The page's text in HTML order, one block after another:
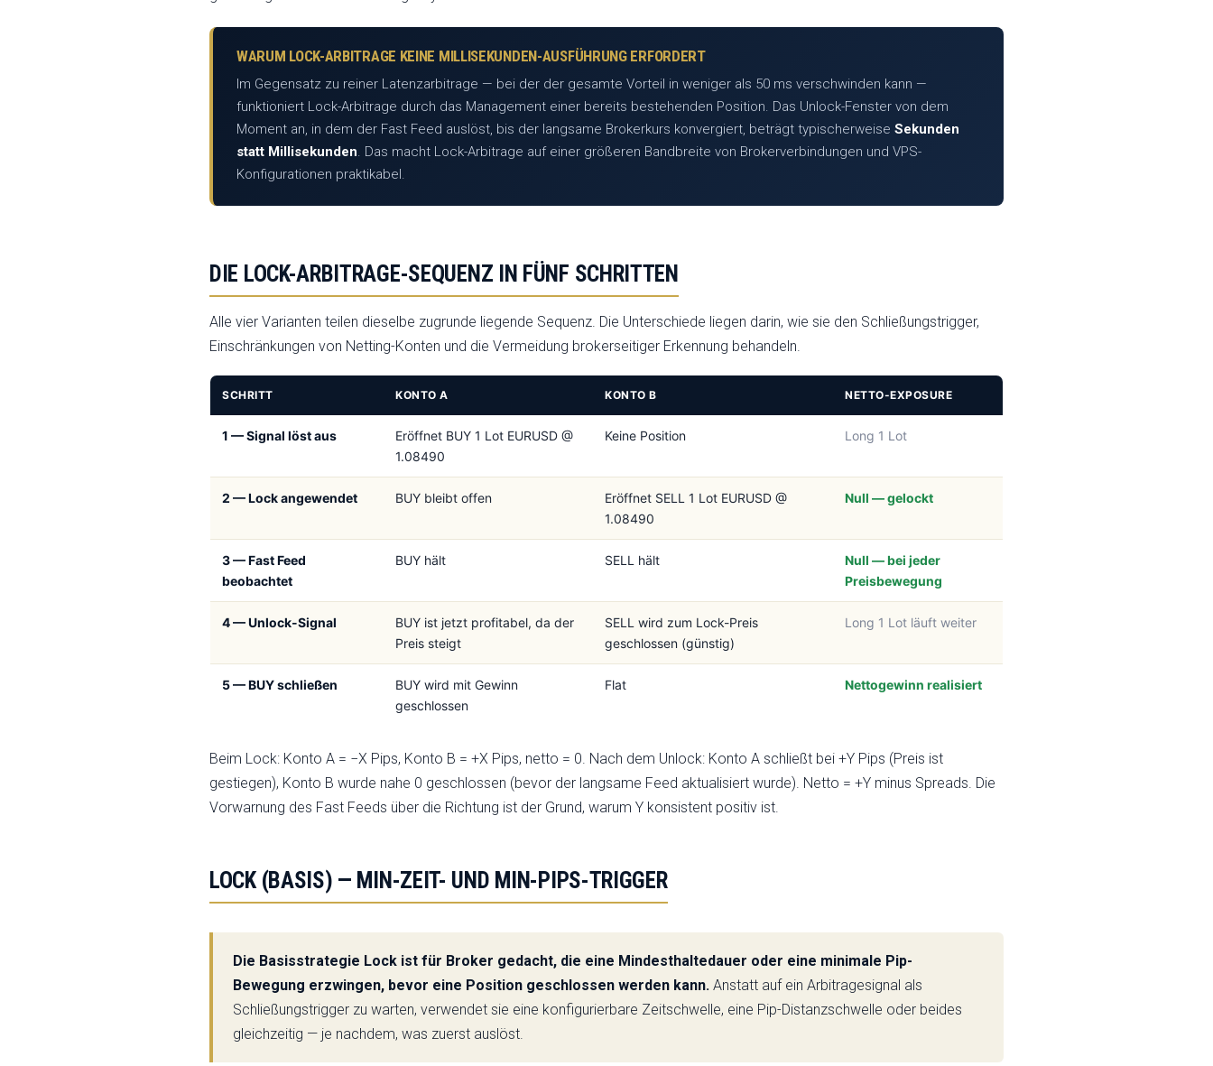
WARUM LOCK-ARBITRAGE KEINE MILLISEKUNDEN-AUSFÜHRUNG ERFORDERT
Im Gegensatz zu reiner Latenzarbitrage — bei der der gesamte Vorteil in weniger als 50 ms verschwinden kann —
funktioniert Lock-Arbitrage durch das Management einer bereits bestehenden Position. Das Unlock-Fenster von dem
Moment an, in dem der Fast Feed auslöst, bis der langsame Brokerkurs konvergiert, beträgt typischerweise Sekunden
statt Millisekunden. Das macht Lock-Arbitrage auf einer größeren Bandbreite von Brokerverbindungen und VPS-
Konfigurationen praktikabel.
DIE LOCK-ARBITRAGE-SEQUENZ IN FÜNF SCHRITTEN
Alle vier Varianten teilen dieselbe zugrunde liegende Sequenz. Die Unterschiede liegen darin, wie sie den Schließungstrigger,
Einschränkungen von Netting-Konten und die Vermeidung brokerseitiger Erkennung behandeln.
SCHRITT KONTO A KONTO B NETTO-EXPOSURE
1 — Signal löst aus
Eröffnet BUY 1 Lot EURUSD @
1.08490
Keine Position Long 1 Lot
2 — Lock angewendet BUY bleibt offen
Eröffnet SELL 1 Lot EURUSD @
1.08490
Null — gelockt
3 — Fast Feed
beobachtet
BUY hält SELL hält
Null — bei jeder
Preisbewegung
4 — Unlock-Signal
BUY ist jetzt profitabel, da der
Preis steigt
SELL wird zum Lock-Preis
geschlossen (günstig)
Long 1 Lot läuft weiter
5 — BUY schließen
BUY wird mit Gewinn
geschlossen
Flat Nettogewinn realisiert
Beim Lock: Konto A = −X Pips, Konto B = +X Pips, netto = 0. Nach dem Unlock: Konto A schließt bei +Y Pips (Preis ist
gestiegen), Konto B wurde nahe 0 geschlossen (bevor der langsame Feed aktualisiert wurde). Netto = +Y minus Spreads. Die
Vorwarnung des Fast Feeds über die Richtung ist der Grund, warum Y konsistent positiv ist.
LOCK (BASIS) — MIN-ZEIT- UND MIN-PIPS-TRIGGER
Die Basisstrategie Lock ist für Broker gedacht, die eine Mindesthaltedauer oder eine minimale Pip-
Bewegung erzwingen, bevor eine Position geschlossen werden kann. Anstatt auf ein Arbitragesignal als
Schließungstrigger zu warten, verwendet sie eine konfigurierbare Zeitschwelle, eine Pip-Distanzschwelle oder beides
gleichzeitig — je nachdem, was zuerst auslöst.